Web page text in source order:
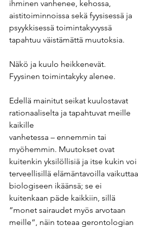
ihminen vanhenee, kehossa,
aistitoiminnoissa sekä fyysisessä ja
psyykkisessä toimintakyvyssä
tapahtuu väistämättä muutoksia.
Näkö ja kuulo heikkenevät.
Fyysinen toimintakyky alenee.
Edellä mainitut seikat kuulostavat
rationaaliselta ja tapahtuvat meille
kaikille
vanhetessa – ennemmin tai
myöhemmin. Muutokset ovat
kuitenkin yksilöllisiä ja itse kukin voi
terveellisillä elämäntavoilla vaikuttaa
biologiseen ikäänsä; se ei
kuitenkaan päde kaikkiin, sillä
”monet sairaudet myös arvotaan
meille”, näin toteaa gerontologian